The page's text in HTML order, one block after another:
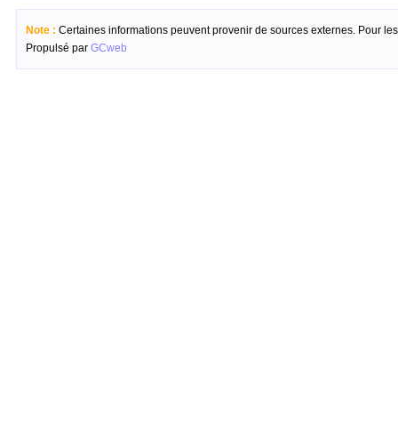
Note : Certaines informations peuvent provenir de sources externes. Pour
Propulsé par GCweb